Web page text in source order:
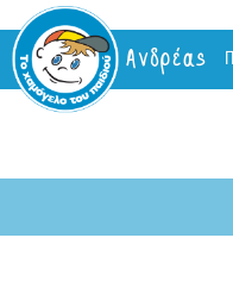
Ανδρέας